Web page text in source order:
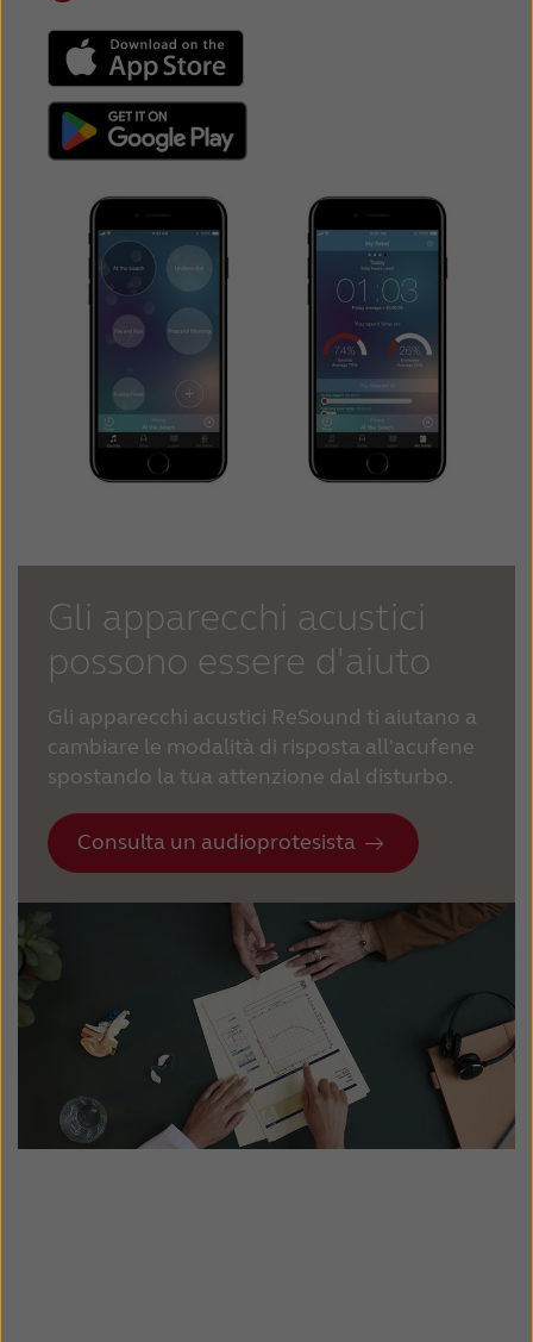
Gli apparecchi acustici
possono essere d'aiuto
Gli apparecchi acustici ReSound ti aiutano a
cambiare le modalità di risposta all'acufene
spostando la tua attenzione dal disturbo.
Consulta un audioprotesista